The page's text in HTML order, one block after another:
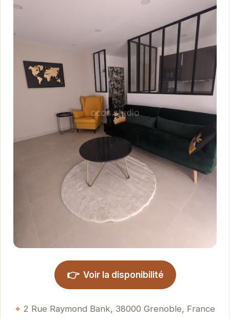
👉 Voir la disponibilité
2 Rue Raymond Bank, 38000 Grenoble, France